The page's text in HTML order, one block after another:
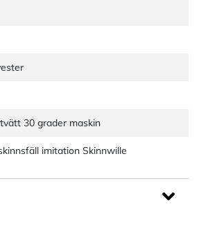
30 grader maskin
imitation Skinnwille